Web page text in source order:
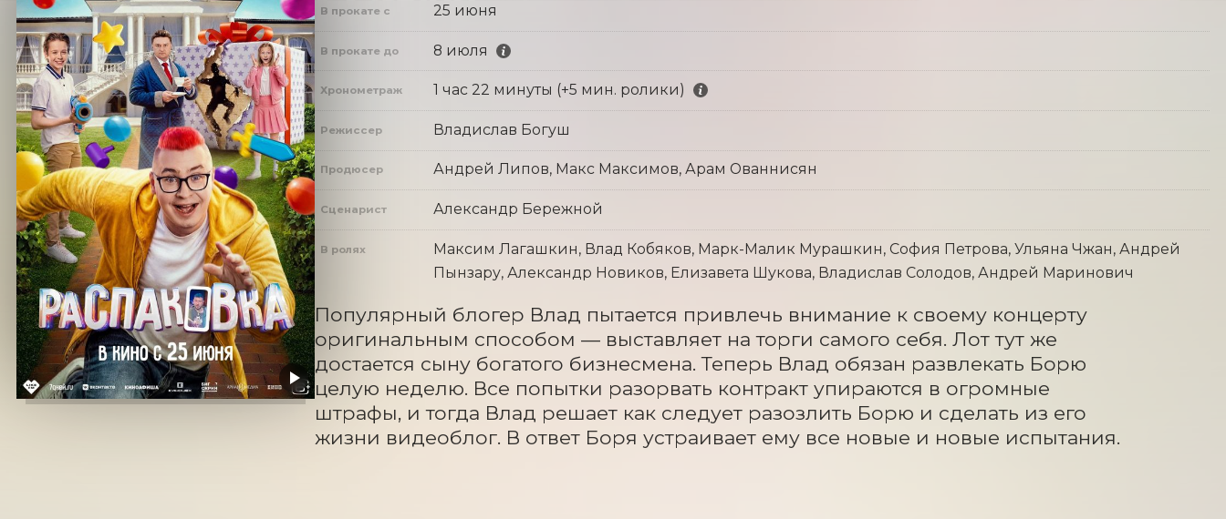
В прокате с 25 июня
В прокате до 8 июля
Хронометраж 1 час 22 минуты (+5 мин. ролики)
Режиссер Владислав Богуш
Продюсер Андрей Липов, Макс Максимов, Арам Ованнисян
Сценарист Александр Бережной
В ролях
Максим Лагашкин, Влад Кобяков, Марк-Малик Мурашкин, София Петрова, Ульяна Чжан, Андрей
Пынзару, Александр Новиков, Елизавета Шукова, Владислав Солодов, Андрей Маринович
Популярный блогер Влад пытается привлечь внимание к своему концерту
оригинальным способом — выставляет на торги самого себя. Лот тут же
достается сыну богатого бизнесмена. Теперь Влад обязан развлекать Борю
целую неделю. Все попытки разорвать контракт упираются в огромные
штрафы, и тогда Влад решает как следует разозлить Борю и сделать из его
жизни видеоблог. В ответ Боря устраивает ему все новые и новые испытания.